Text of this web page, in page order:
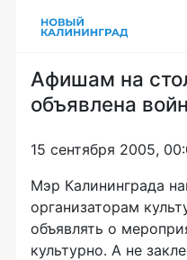
Афишам на
объявлена
15 сентября 2005,
Мэр Калининграда
организаторам
объявлять о
культурно. А не